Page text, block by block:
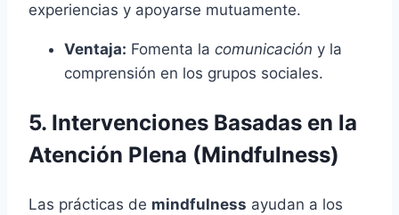
experiencias y apoyarse mutuamente.
Ventaja: Fomenta la comunicación y la
comprensión en los grupos sociales.
5. Intervenciones Basadas en la
Atención Plena (Mindfulness)
Las prácticas de mindfulness ayudan a los